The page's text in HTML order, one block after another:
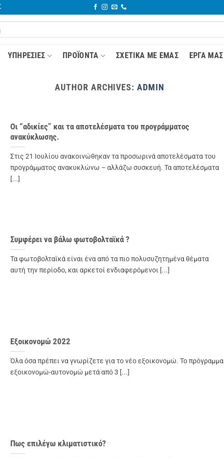
YΠΗΡΕΣΊΕΣ ΠΡΟΪΌΝΤΑ ΣΧΕΤΙΚΆ ΜΕ ΕΜΆΣ ΈΡΓΑ ΜΑΣ
AUTHOR ARCHIVES:ADMIN
Οι “αδικίες” και τα αποτελέσματα του προγράμματος
ανακύκλωσης.
Στις 21 Ιουλίου ανακοινώθηκαν τα προσωρινά αποτελέσματα του
προγράμματος ανακυκλώνω – αλλάζω συσκευή. Τα αποτελέσματα
[...]
Συμφέρει να βάλω φωτοβολταϊκά ?
Τα φωτοβολταϊκά είναι ένα από τα πιο πολυσυζητημένα θέματα
αυτή την περίοδο, και αρκετοί ενδιαφερόμενοι [...]
Εξοικονομώ 2022
Όλα όσα πρέπει να γνωρίζετε για το νέο εξοικονομώ. Το πρόγραμμα
εξοικονομώ-αυτονομώ μετά από 3 [...]
Πως επιλέγω κλιματιστικό?